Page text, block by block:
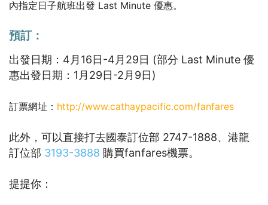
內指定日子航班出發 Last Minute 優惠。
預訂：
出發日期：4月16日-4月29日 (部分 Last Minute 優
惠出發日期：1月29日-2月9日)
訂票網址： http://www.cathaypacific.com/fanfares
此外，可以直接打去國泰訂位部 2747-1888、港龍
訂位部 3193-3888 購買fanfares機票。
提提你：